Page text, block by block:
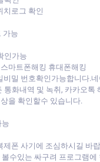
치로그 확인
가능
인가능
마트폰해킹 휴대폰해킹
밀 번호확인가능합니다.
화내역 및 녹취, 카카오
을 확인할수 있습니다.
폰 사기에 조심하시길 바
수있는 싸구려 프로그램